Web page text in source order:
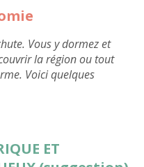
Vous y dormez et
la région ou tout
Voici quelques
ET